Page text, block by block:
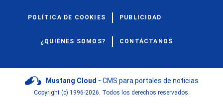
POLÍTICA DE COOKIES PUBLICIDAD
¿QUIÉNES SOMOS? CONTÁCTANOS
Mustang Cloud - CMS para portales de noticias
Copyright (c) 1996-2026. Todos los derechos reservados.